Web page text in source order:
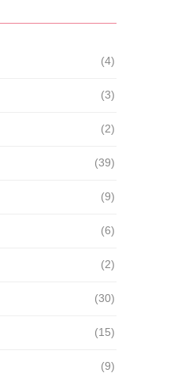
(4)
(3)
(2)
(39)
(9)
(6)
(2)
(30)
(15)
(9)